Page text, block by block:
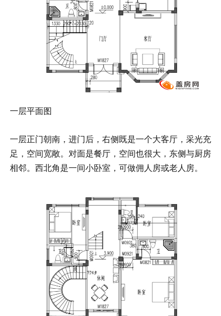
一层平面图
一层正门朝南，进门后，右侧既是一个大客厅，采光充
足，空间宽敞。对面是餐厅，空间也很大，东侧与厨房
相邻。西北角是一间小卧室，可做佣人房或老人房。